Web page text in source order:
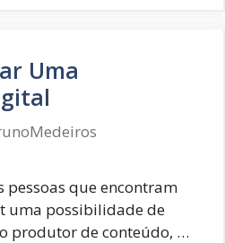
Uma
que encontram
uma possibilidade de
produtor de conteúdo, …